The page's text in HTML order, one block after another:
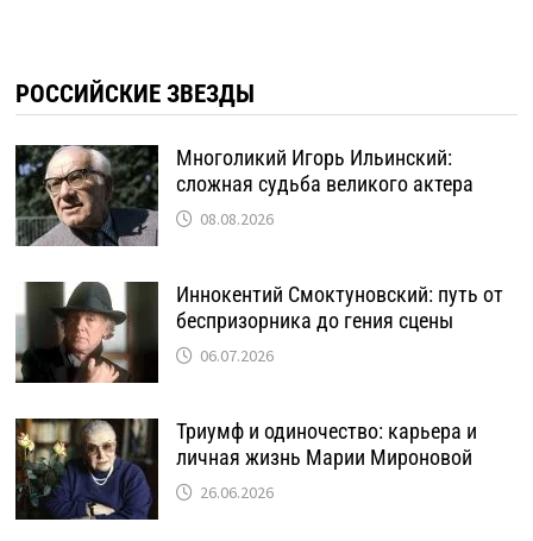
РОССИЙСКИЕ ЗВЕЗДЫ
Многоликий Игорь Ильинский:
сложная судьба великого актера
08.08.2026
Иннокентий Смоктуновский: путь от
беспризорника до гения сцены
06.07.2026
Триумф и одиночество: карьера и
личная жизнь Марии Мироновой
26.06.2026